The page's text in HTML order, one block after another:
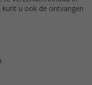
kunt u ook de ontvangen